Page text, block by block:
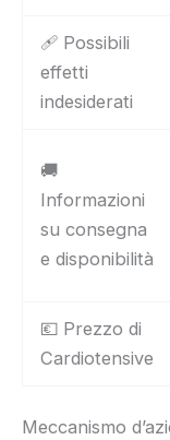
🩹 Possibili
effetti
indesiderati
🚚
Informazioni
su consegna
e disponibilità
💶 Prezzo di
Cardiotensive
Meccanismo